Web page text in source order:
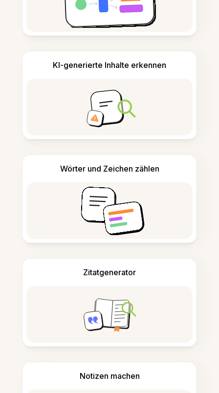
KI-generierte Inhalte erkennen
Wörter und Zeichen zählen
Zitatgenerator
Notizen machen